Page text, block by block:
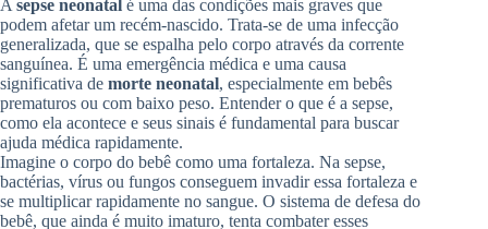
A sepse neonatal é uma das condições mais graves que
podem afetar um recém-nascido. Trata-se de uma infecção
generalizada, que se espalha pelo corpo através da corrente
sanguínea. É uma emergência médica e uma causa
significativa de morte neonatal, especialmente em bebês
prematuros ou com baixo peso. Entender o que é a sepse,
como ela acontece e seus sinais é fundamental para buscar
ajuda médica rapidamente.
Imagine o corpo do bebê como uma fortaleza. Na sepse,
bactérias, vírus ou fungos conseguem invadir essa fortaleza e
se multiplicar rapidamente no sangue. O sistema de defesa do
bebê, que ainda é muito imaturo, tenta combater esses